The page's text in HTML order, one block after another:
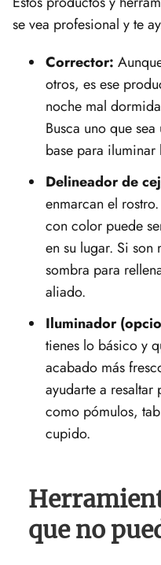
se vea profesional y te
Corrector:
otros, es ese
noche mal
Busca uno que
base para
Delineador de
enmarcan el
con color puede
en su lugar. Si son
sombra para
aliado.
Iluminador
tienes lo básico y
acabado más
ayudarte a resaltar
como pómulos,
cupido.
que no